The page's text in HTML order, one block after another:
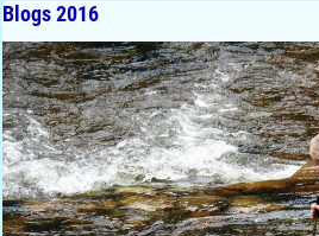
Blogs 2016